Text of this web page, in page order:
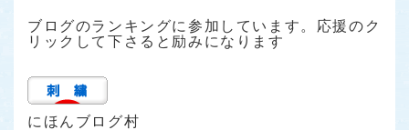
ブログのランキングに参加しています。応援のク
リックして下さると励みになります
にほんブログ村